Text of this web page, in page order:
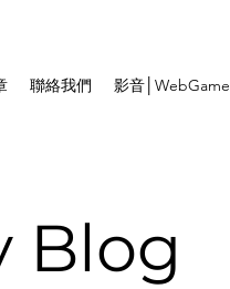
聯絡我們 影音│WebGame
Blog